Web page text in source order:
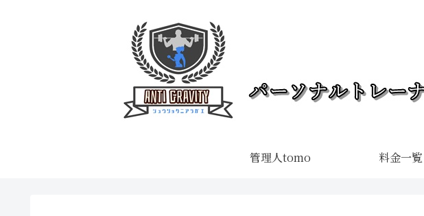
管理人tomo 料金一覧